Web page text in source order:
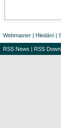
Webmaster | Hledání |
RSS News | RSS